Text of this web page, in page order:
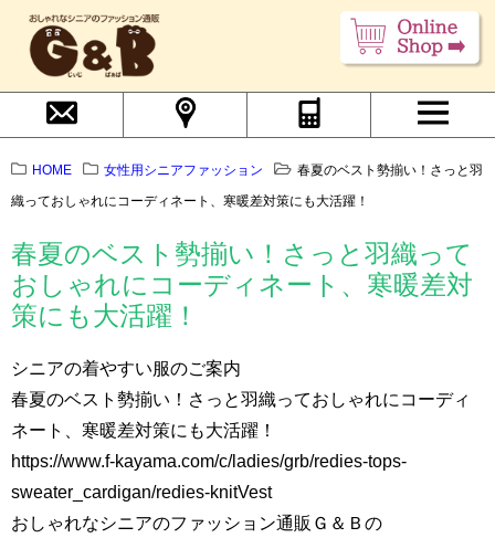
HOME 女性用シニアファッション
春夏のベスト勢揃い！さっと羽
織っておしゃれにコーディネート、寒暖差対策にも大活躍！
春夏のベスト勢揃い！さっと羽織って
おしゃれにコーディネート、寒暖差対
策にも大活躍！
シニアの着やすい服のご案内
春夏のベスト勢揃い！さっと羽織っておしゃれにコーディ
ネート、寒暖差対策にも大活躍！
https://www.f-kayama.com/c/ladies/grb/redies-tops-
sweater_cardigan/redies-knitVest
おしゃれなシニアのファッション通販Ｇ＆Ｂの